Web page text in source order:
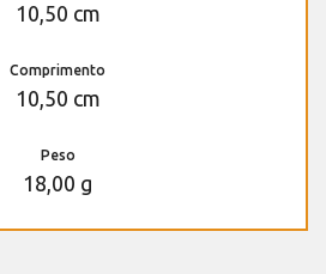
10,50 cm
Comprimento
10,50 cm
Peso
18,00 g